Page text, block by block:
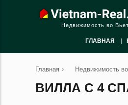
Недвижимость во
ГЛАВНАЯ
Главная › Недвижимость
ВИЛЛА С 4